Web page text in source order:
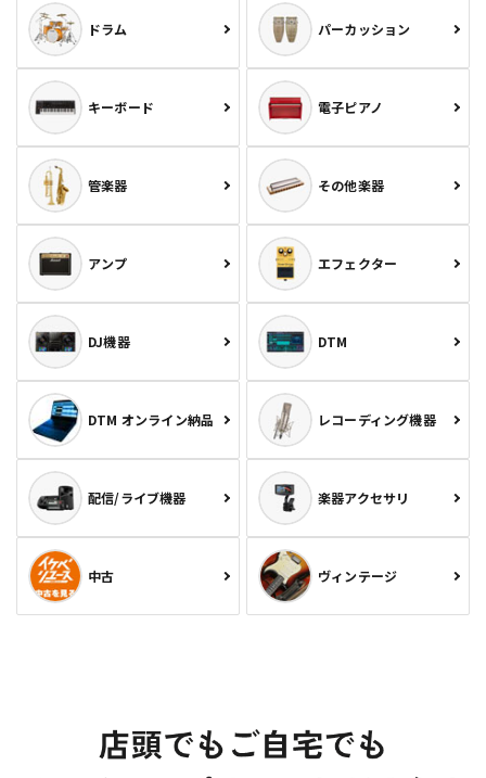
ドラム パーカッション
キーボード 電子ピアノ
管楽器 その他楽器
アンプ エフェクター
DJ機器 DTM
DTM オンライン納品 レコーディング機器
配信/ライブ機器 楽器アクセサリ
中古 ヴィンテージ